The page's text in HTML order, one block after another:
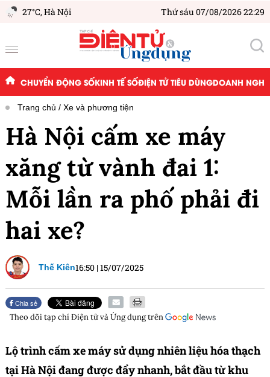
27°C,Hà Nội Thứ sáu 07/08/2026 22:29
CHUYỂN ĐỘNG SỐKINH TẾ SỐĐIỆN TỬ TIÊU DÙNGDOANH
Trang chủ Xe và phương tiện
Hà Nội cấm xe máy
xăng từ vành đai 1:
Mỗi lần ra phố phải đi
hai xe?
Thế Kiên16:50 |15/07/2025
Chia sẻ
Theo dõi tạp chíĐiện tử và Ứng dụngtrên
Lộ trình cấm xe máy sử dụng nhiên liệu hóa thạch
tại Hà Nội đang được đẩy nhanh, bắt đầu từ khu